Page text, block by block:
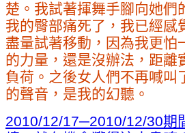
楚。我試著揮舞手腳向她們
我的臀部痛死了，我已經感
盡量試著移動，因為我更怕
的力量，還是沒辦法，距離
負荷。之後女人們不再喊叫
的聲音，是我的幻聽。
2010/12/17─2010/12/30期